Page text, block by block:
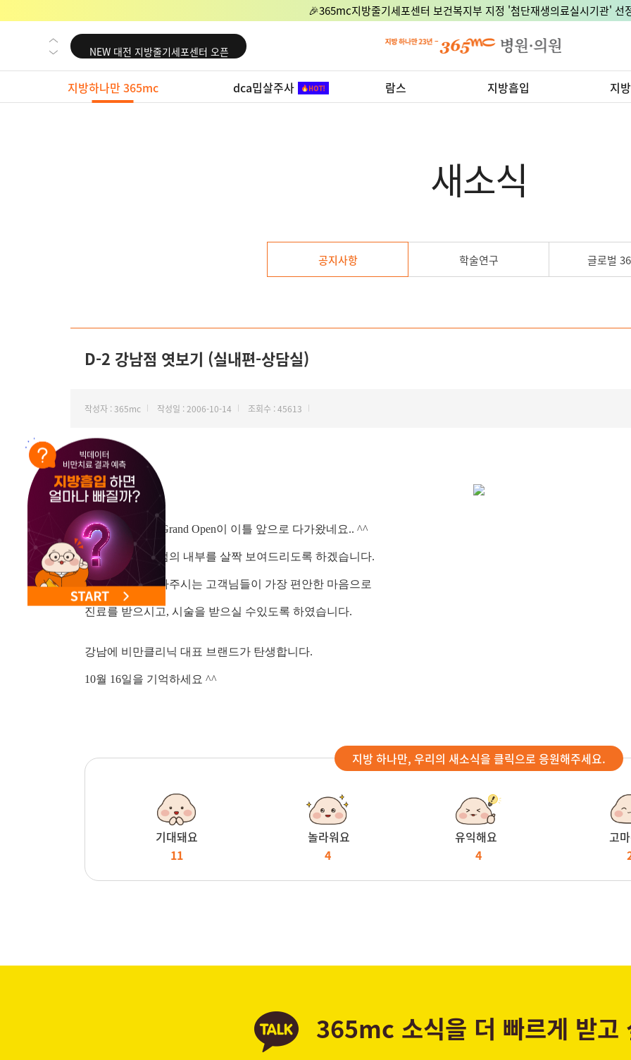
🎉365mc지방줄기세포센터 보건복지부 지정 '첨단재생의료실시기관' 선
NEW 교대 지방줄기세포센터 오픈
NEW 대전 지방줄기세포센터 오픈
NEW 노원 지방줄기세포센터 오픈
NEW 미국 LA점 오픈
지방하나만 365mc dca밉살주사 람스 지방흡입 지
새소식
공지사항 학술연구 글로벌
D-2 강남점 엿보기 (실내편-상담실)
작성자 : 365mc 작성일 : 2006-10-14 조회수 : 45613
이제 강남 본점 Grand Open이 이틀 앞으로 다가왔네요.. ^^
오늘은 강남 본점의 내부를 살짝 보여드리도록 하겠습니다.
저희 병원을 찾아주시는 고객님들이 가장 편안한 마음으로
진료를 받으시고, 시술을 받으실 수있도록 하였습니다.
강남에 비만클리닉 대표 브랜드가 탄생합니다.
10월 16일을 기억하세요 ^^
지방 하나만, 우리의 새소식을 클릭으로 응원해주세요.
기대돼요
11
놀라워요
4
유익해요
4
고
365mc 소식을 더 빠르게 받고